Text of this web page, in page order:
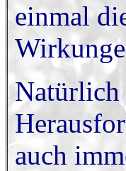
einmal
Natürlich
auch